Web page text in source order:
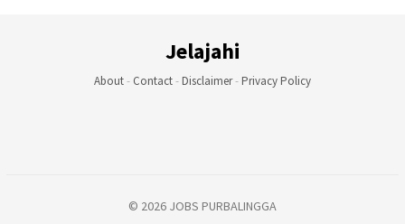
Jelajahi
About- Contact- Disclaimer- Privacy Policy
© 2026 JOBS PURBALINGGA